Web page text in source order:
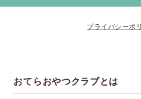
プライバシーポ
おてらおやつクラブとは